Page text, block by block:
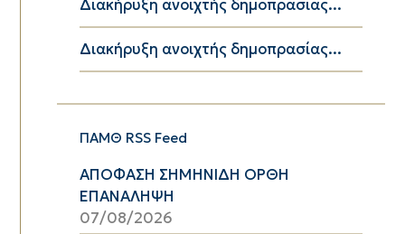
Διακήρυξη ανοιχτής δημοπρασίας...
Διακήρυξη ανοιχτής δημοπρασίας...
ΠΑΜΘ RSS Feed
ΑΠΟΦΑΣΗ ΣΗΜΗΝΙΔΗ ΟΡΘΗ
ΕΠΑΝΑΛΗΨΗ
07/08/2026